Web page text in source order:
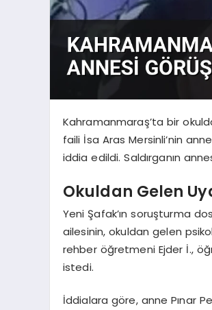
Kahramanmaraş’ta bir
faili İsa Aras Mersinli’nin
iddia edildi. Saldırganın
Okuldan Gelen
Yeni Şafak’ın soruşturma
ailesinin, okuldan gelen
rehber öğretmeni Ejder İ.,
istedi.
İddialara göre, anne Pınar